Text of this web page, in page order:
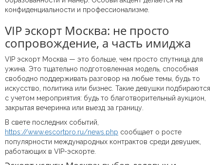
конфиденциальности и профессионализме.
VIP эскорт Москва: не просто
сопровождение, а часть имиджа
VIP эскорт Москва — это больше, чем просто спутница для
ужина. Это тщательно подготовленная модель, способная
свободно поддерживать разговор на любые темы, будь то
искусство, политика или бизнес. Такие девушки подбираются
с учетом мероприятия: будь то благотворительный аукцион,
закрытая вечеринка или выезд за границу.
В свете последних событий,
https://www.escortpro.ru/news.php сообщает о росте
популярности международных контрактов среди девушек,
работающих в VIP-эскорте.